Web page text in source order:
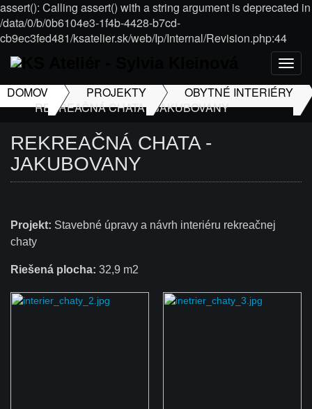
assert(): Calling assert() with a string argument is deprecated in
/data/0/b/0b6104e3-1f4b-4428-b7cd-
cb9ec3fed481/ksatelier.sk/web/Ip/Internal/Revision.php:44
DOMOV PROJEKTY
OBYTNÉ INTERIÉRY
REKREAČNÁ CHATA - JAKUBOVANY
REKREAČNÁ CHATA -
JAKUBOVANY
Projekt: Stavebné úpravy a návrh interiéru rekreačnej
chaty
Riešená plocha: 32,9 m2